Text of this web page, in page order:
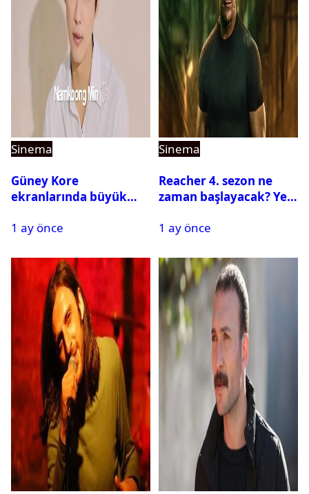
Sinema
Güney Kore
ekranlarında büyük
Min yeniden KBS ile
1 ay önce
Sinema
Reacher 4. sezon ne
zaman başlayacak? Yeni
detaylar
1 ay önce